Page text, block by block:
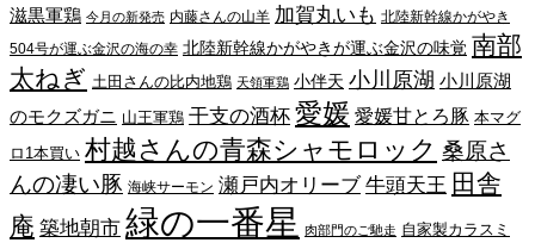
滋黒軍鶏 今月の新発売 内藤さんの山羊 加賀丸いも 北陸新幹線かがやき
504号が運ぶ金沢の海の幸 北陸新幹線かがやきが運ぶ金沢の味覚 南部
太ねぎ 土田さんの比内地鶏 天領軍鶏 小伴天 小川原湖 小川原湖
のモクズガニ 山王軍鶏 干支の酒杯 愛媛 愛媛甘とろ豚 本マグ
ロ1本買い 村越さんの青森シャモロック 桑原さ
んの凄い豚 海峡サーモン 瀬戸内オリーブ 牛頭天王 田舎
庵 築地朝市 緑の一番星 肉部門のご馳走 自家製カラスミ